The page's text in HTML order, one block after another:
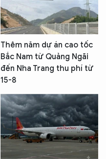
Thêm năm dự án cao tốc
Bắc Nam từ Quảng Ngãi
đến Nha Trang thu phí từ
15-8